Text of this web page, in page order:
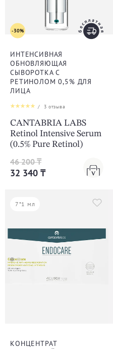
-30%
ИНТЕНСИВНАЯ
ОБНОВЛЯЮЩАЯ
СЫВОРОТКА С
РЕТИНОЛОМ 0,5% ДЛЯ
ЛИЦА
/ 3 отзыва
CANTABRIA LABS
Retinol Intensive Serum
(0.5% Pure Retinol)
46 200 ₸
32 340 ₸
7*1 мл
КОНЦЕНТРАТ